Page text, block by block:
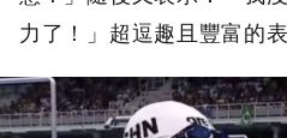
力了！」超逗趣且豐富的